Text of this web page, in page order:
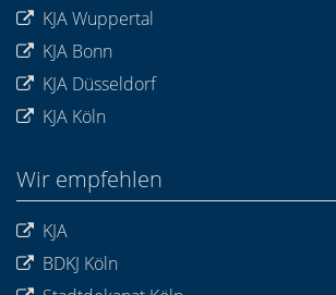
KJA Wuppertal
KJA Bonn
KJA Düsseldorf
KJA Köln
Wir empfehlen
KJA
BDKJ Köln